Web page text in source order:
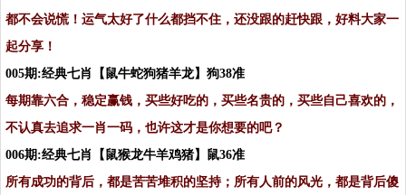
都不会说慌！运气太好了什么都挡不住，还没跟的赶快跟，好料大家一
起分享！
005期:经典七肖【鼠牛蛇狗猪羊龙】狗38准
每期靠六合，稳定赢钱，买些好吃的，买些名贵的，买些自己喜欢的，
不认真去追求一肖一码，也许这才是你想要的吧？
006期:经典七肖【鼠猴龙牛羊鸡猪】鼠36准
所有成功的背后，都是苦苦堆积的坚持；所有人前的风光，都是背后傻